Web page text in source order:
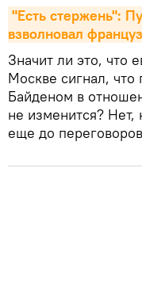
"Есть стержень":
взволновал
Значит ли это, что
Москве сигнал, что
Байденом в
не изменится? Нет,
еще до